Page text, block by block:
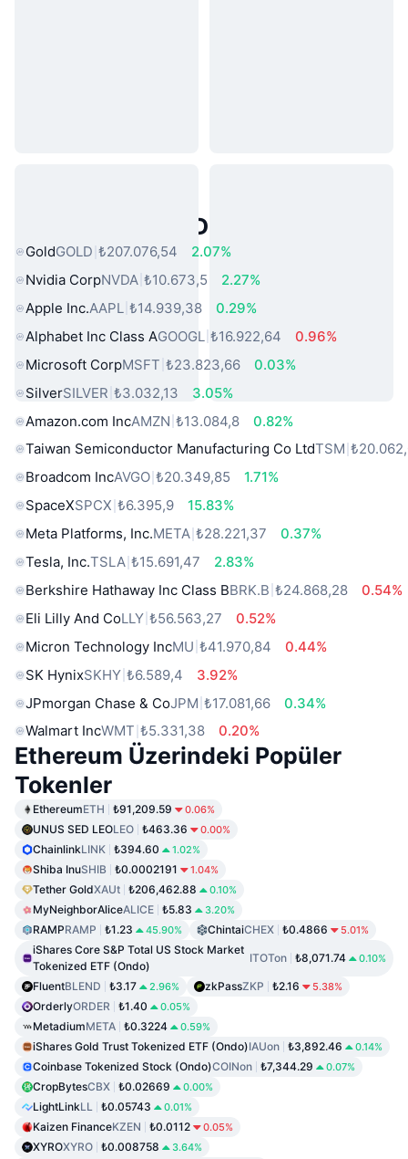
Popüler Gerçek Dünya Varlıkları
GoldGOLD ₺207.076,54
2.07%
Nvidia CorpNVDA ₺10.673,5
2.27%
Apple Inc.AAPL ₺14.939,38
0.29%
Alphabet Inc Class AGOOGL ₺16.922,64
0.96%
Microsoft CorpMSFT ₺23.823,66
0.03%
SilverSILVER ₺3.032,13
3.05%
Amazon.com IncAMZN ₺13.084,8
0.82%
Taiwan Semiconductor Manufacturing Co LtdTSM
Broadcom IncAVGO ₺20.349,85
1.71%
SpaceXSPCX ₺6.395,9
15.83%
Meta Platforms, Inc.META ₺28.221,37
0.37%
Tesla, Inc.TSLA ₺15.691,47
2.83%
Berkshire Hathaway Inc Class BBRK.B ₺24.868,28
0.54%
Eli Lilly And CoLLY ₺56.563,27
0.52%
Micron Technology IncMU ₺41.970,84
0.44%
SK HynixSKHY ₺6.589,4
3.92%
JPmorgan Chase & CoJPM ₺17.081,66
0.34%
Walmart IncWMT ₺5.331,38 0.20%
Ethereum Üzerindeki Popüler
Tokenler
EthereumETH ₺91,209.59 0.06%
UNUS SED LEOLEO ₺463.36 0.00%
ChainlinkLINK ₺394.60 1.02%
Shiba InuSHIB ₺0.0002191 1.04%
Tether GoldXAUt ₺206,462.88 0.10%
MyNeighborAliceALICE ₺5.83 3.20%
RAMPRAMP ₺1.23 45.90% ChintaiCHEX ₺0.4866 5.01%
iShares Core S&P Total US Stock Market
Tokenized ETF (Ondo)
ITOTon ₺8,071.74 0.10%
FluentBLEND ₺3.17 2.96% zkPassZKP ₺2.16 5.38%
OrderlyORDER ₺1.40 0.05%
MetadiumMETA ₺0.3224 0.59%
iShares Gold Trust Tokenized ETF (Ondo)IAUon ₺3,892.46 0.14%
Coinbase Tokenized Stock (Ondo)COINon ₺7,344.29 0.07%
CropBytesCBX ₺0.02669 0.00%
LightLinkLL ₺0.05743 0.01%
Kaizen FinanceKZEN ₺0.0112 0.05%
XYROXYRO ₺0.008758 3.64%